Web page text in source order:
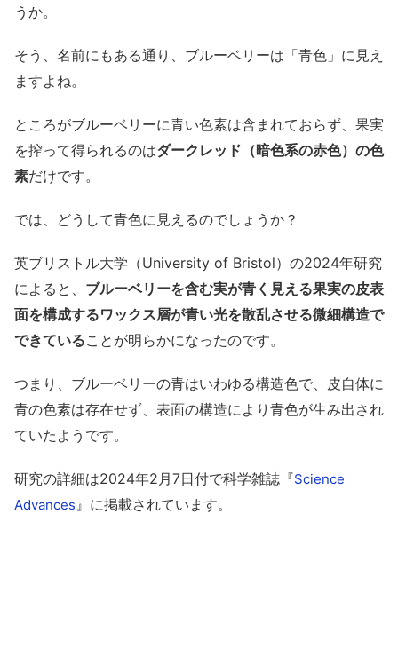
うか。
そう、名前にもある通り、ブルーベリーは「青色」に見え
ますよね。
ところがブルーベリーに青い色素は含まれておらず、果実
を搾って得られるのはダークレッド（暗色系の赤色）の色
素だけです。
では、どうして青色に見えるのでしょうか？
英ブリストル大学（University of Bristol）の2024年研究
によると、 ブルーベリーを含む実が青く見える果実の皮表
面を構成するワックス層が青い光を散乱させる微細構造で
できていることが明らかになったのです。
つまり、ブルーベリーの青はいわゆる構造色で、皮自体に
青の色素は存在せず、表面の構造により青色が生み出され
ていたようです。
研究の詳細は2024年2月7日付で科学雑誌『Science
Advances』に掲載されています。